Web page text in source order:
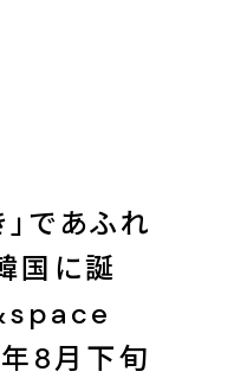
であふれ
国に誕
8月下旬